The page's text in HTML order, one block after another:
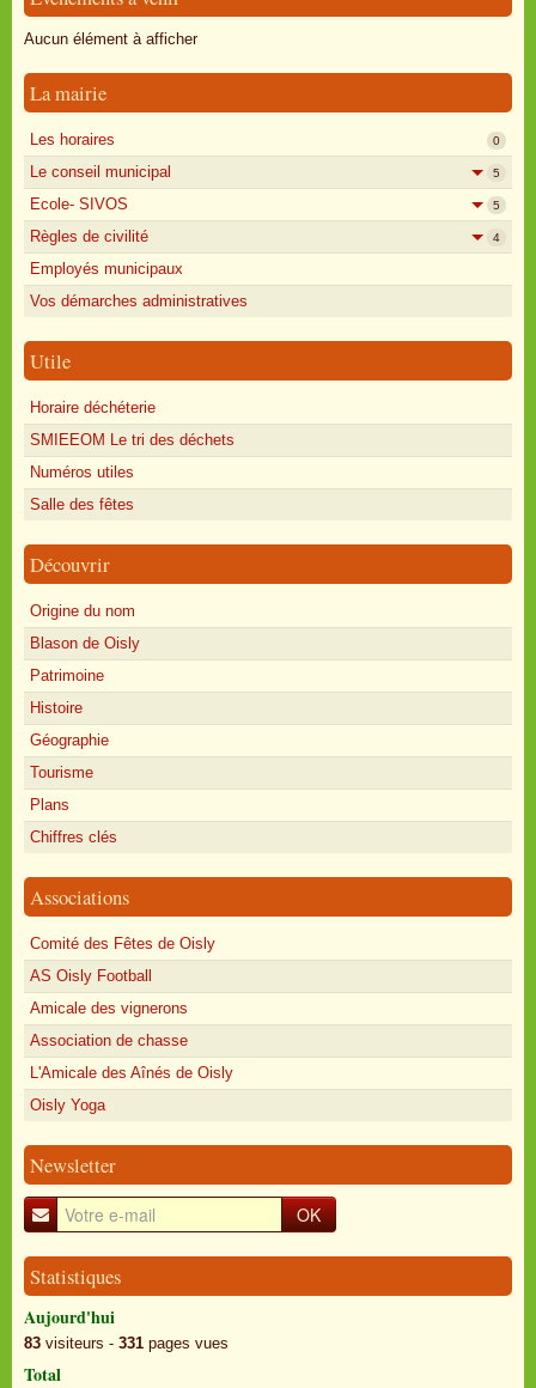
Oisly autrefois
Annonces
Aucun élément à afficher
La mairie
Les horaires 0
Le conseil municipal 5
Ecole- SIVOS 5
Règles de civilité 4
Employés municipaux
Vos démarches administratives
Utile
Horaire déchéterie
SMIEEOM Le tri des déchets
Numéros utiles
Salle des fêtes
Découvrir
Origine du nom
Blason de Oisly
Patrimoine
Histoire
Géographie
Tourisme
Plans
Chiffres clés
Associations
Comité des Fêtes de Oisly
AS Oisly Football
Amicale des vignerons
Association de chasse
L'Amicale des Aînés de Oisly
Oisly Yoga
Newsletter
OK
Statistiques
Aujourd'hui
83 visiteurs - 331 pages vues
Total